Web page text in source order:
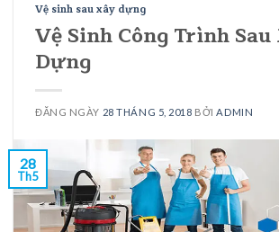
Vệ sinh sau xây dựng
Vệ Sinh Công Trình
Dựng
ĐĂNG NGÀY 28 THÁNG 5, 2018 BỞI ADMIN
28
Th5